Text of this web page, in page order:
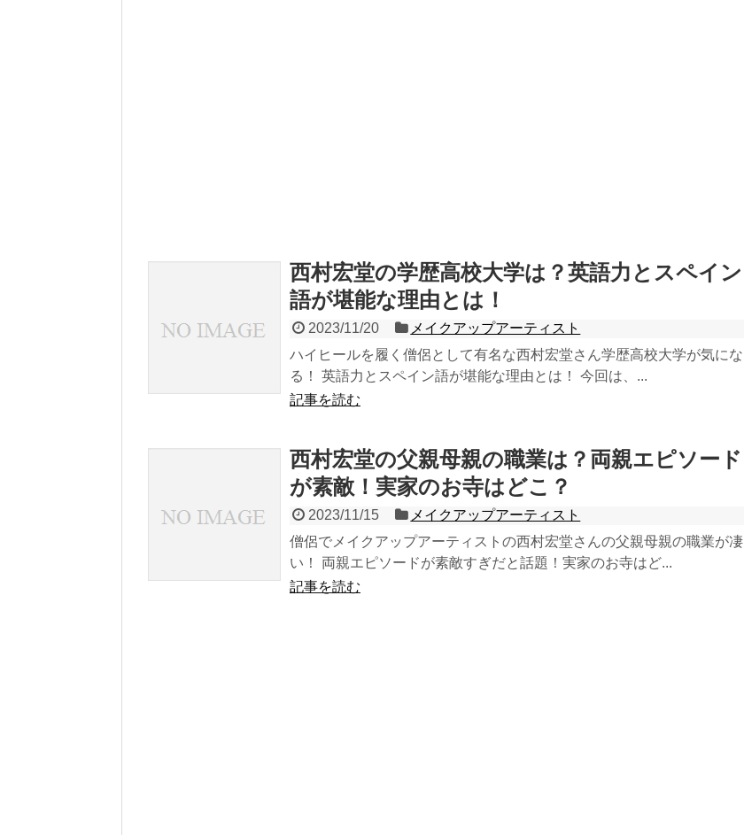
西村宏堂の学歴高校大学は？英語力とスペイン
語が堪能な理由とは！
2023/11/20
メイクアップアーティスト
ハイヒールを履く僧侶として有名な西村宏堂さん学歴高校大学が気にな
る！ 英語力とスペイン語が堪能な理由とは！ 今回は、...
記事を読む
西村宏堂の父親母親の職業は？両親エピソード
が素敵！実家のお寺はどこ？
2023/11/15
メイクアップアーティスト
僧侶でメイクアップアーティストの西村宏堂さんの父親母親の職業が凄
い！ 両親エピソードが素敵すぎだと話題！実家のお寺はど...
記事を読む